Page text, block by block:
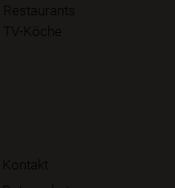
Restaurants
TV-Köche
Kontakt